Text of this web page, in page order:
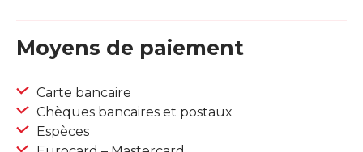
Moyens de paiement
Carte bancaire
Chèques bancaires et postaux
Espèces